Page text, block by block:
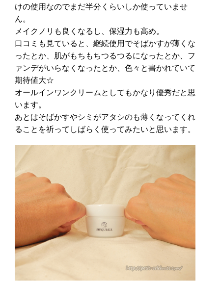
けの使用なのでまだ半分くらいしか使っていませ
ん。
メイクノリも良くなるし、保湿力も高め。
口コミも見ていると、継続使用でそばかすが薄くな
ったとか、肌がもちもちつるつるになったとか、フ
ァンデがいらなくなったとか、色々と書かれていて
期待値大☆
オールインワンクリームとしてもかなり優秀だと思
います。
あとはそばかすやシミがアタシのも薄くなってくれ
ることを祈ってしばらく使ってみたいと思います。